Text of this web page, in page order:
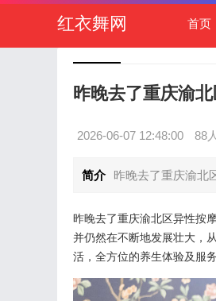
红衣舞网 首页
昨晚去了重庆渝
2026-06-07 12:48:00 88
简介 昨晚去了重庆渝北
昨晚去了重庆渝北区异性按
并仍然在不断地发展壮大，
活，全方位的养生体验及服务